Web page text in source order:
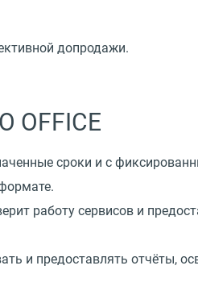
допродажи.
OFFICE
сроки и с
работу сервисов и
и предоставлять отчёты,